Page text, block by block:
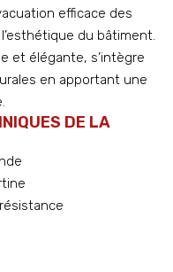
efficace des
du bâtiment.
et élégante, s’intègre
en apportant une
DE LA